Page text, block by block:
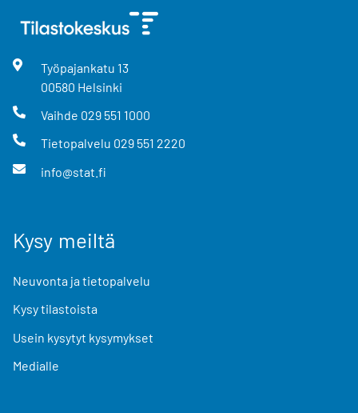
Työpajankatu 13
00580 Helsinki
Vaihde 029 551 1000
Tietopalvelu 029 551 2220
info@stat.fi
Kysy meiltä
Neuvonta ja tietopalvelu
Kysy tilastoista
Usein kysytyt kysymykset
Medialle